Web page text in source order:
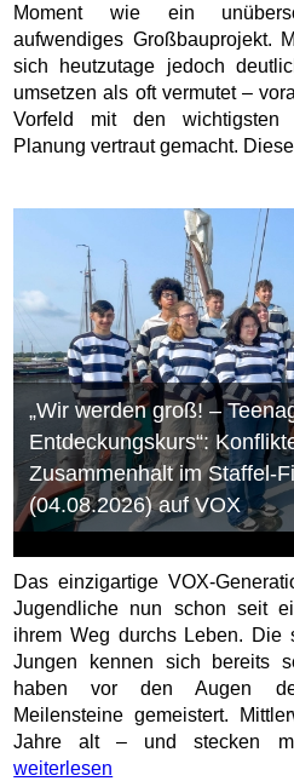
Moment wie ein
aufwendiges Großbauprojekt.
sich heutzutage jedoch
umsetzen als oft vermutet –
Vorfeld mit den wichtigsten
Planung vertraut gemacht.
„Wir werden groß! –
Entdeckungskurs“:
Zusammenhalt im Staffel-
(04.08.2026) auf VOX
Das einzigartige VOX-
Jugendliche nun schon seit
ihrem Weg durchs Leben. Die
Jungen kennen sich bereits
haben vor den Augen
Meilensteine gemeistert.
Jahre alt – und stecken
weiterlesen